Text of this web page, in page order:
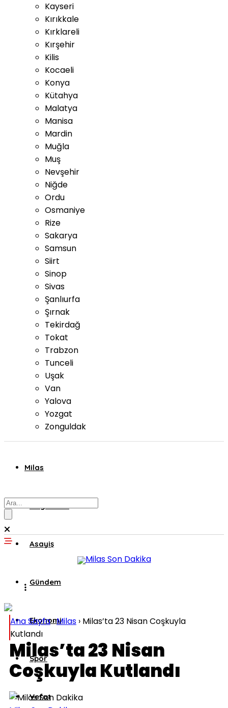
Kayseri
Kırıkkale
Kırklareli
Kırşehir
Kilis
Kocaeli
Konya
Kütahya
Malatya
Manisa
Mardin
Muğla
Muş
Nevşehir
Niğde
Ordu
Osmaniye
Rize
Sakarya
Samsun
Siirt
Sinop
Sivas
Şanlıurfa
Şırnak
Tekirdağ
Tokat
Trabzon
Tunceli
Uşak
Van
Yalova
Yozgat
Zonguldak
Milas
Muğla’dan
Asayiş
Gündem
Ekonomi
Spor
Vefat
Ana Sayfa›Milas › Milas’ta 23 Nisan Coşkuyla
Kutlandı
Milas’ta 23 Nisan
Coşkuyla Kutlandı